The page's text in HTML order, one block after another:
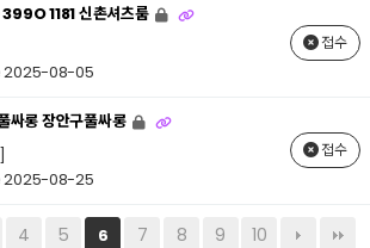
1181 신촌셔츠룸
2025-08-05
접수
싸롱 장안구풀싸롱
2025-08-25
접수
4 5 6 7 8 9 10